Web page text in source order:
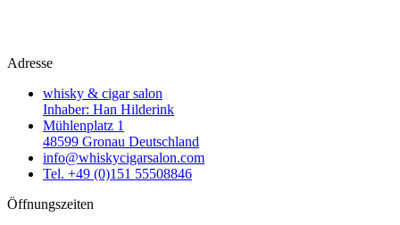
Adresse
whisky & cigar salon
Inhaber: Han Hilderink
Mühlenplatz 1
48599 Gronau Deutschland
info@whiskycigarsalon.com
Tel. +49 (0)151 55508846
Öffnungszeiten